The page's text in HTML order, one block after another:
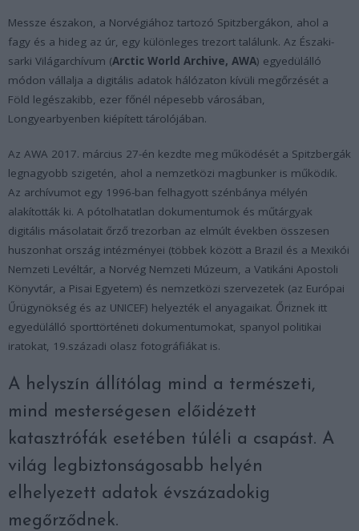
Messze északon, a Norvégiához tartozó Spitzbergákon, ahol a
fagy és a hideg az úr, egy különleges trezort találunk. Az Északi-
sarki Világarchívum (Arctic World Archive, AWA) egyedülálló
módon vállalja a digitális adatok hálózaton kívüli megőrzését a
Föld legészakibb, ezer főnél népesebb városában,
Longyearbyenben kiépített tárolójában.
Az AWA 2017. március 27-én kezdte meg működését a Spitzbergák
legnagyobb szigetén, ahol a nemzetközi magbunker is működik.
Az archívumot egy 1996-ban felhagyott szénbánya mélyén
alakították ki. A pótolhatatlan dokumentumok és műtárgyak
digitális másolatait őrző trezorban az elmúlt években összesen
huszonhat ország intézményei (többek között a Brazil és a Mexikói
Nemzeti Levéltár, a Norvég Nemzeti Múzeum, a Vatikáni Apostoli
Könyvtár, a Pisai Egyetem) és nemzetközi szervezetek (az Európai
Űrügynökség és az UNICEF) helyezték el anyagaikat. Őriznek itt
egyedülálló sporttörténeti dokumentumokat, spanyol politikai
iratokat, 19.századi olasz fotográfiákat is.
A helyszín állítólag mind a természeti,
mind mesterségesen előidézett
katasztrófák esetében túléli a csapást. A
világ legbiztonságosabb helyén
elhelyezett adatok évszázadokig
megőrződnek.